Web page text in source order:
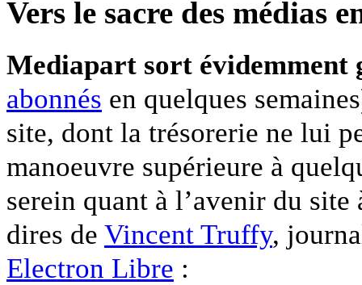
Vers le sacre des médias
Mediapart sort évidemment
abonnés en quelques
site, dont la trésorerie ne lui
manoeuvre supérieure à
serein quant à l’avenir du
dires de Vincent Truffy,
Electron Libre :